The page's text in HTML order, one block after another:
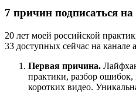
7 причин подписаться
20 лет моей российской
33 доступных сейчас на канале
Первая причина.
практики, разбор
коротких видео.